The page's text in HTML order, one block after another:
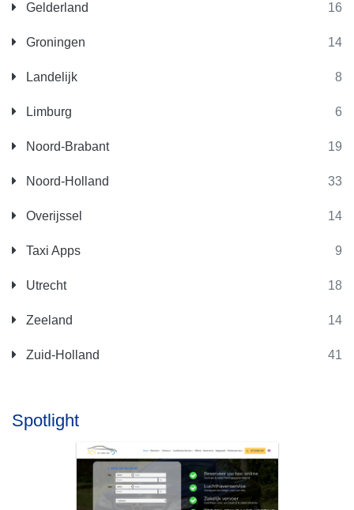
Gelderland 16
Groningen 14
Landelijk 8
Limburg 6
Noord-Brabant 19
Noord-Holland 33
Overijssel 14
Taxi Apps 9
Utrecht 18
Zeeland 14
Zuid-Holland 41
Spotlight